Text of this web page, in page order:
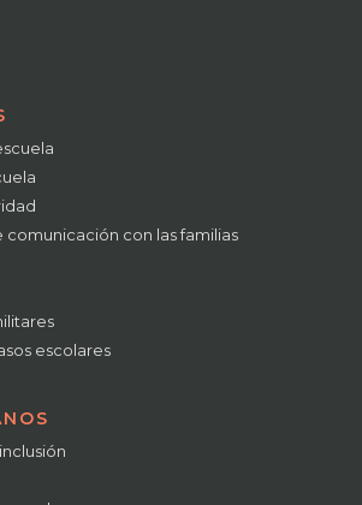
comunicación con las familias
escolares